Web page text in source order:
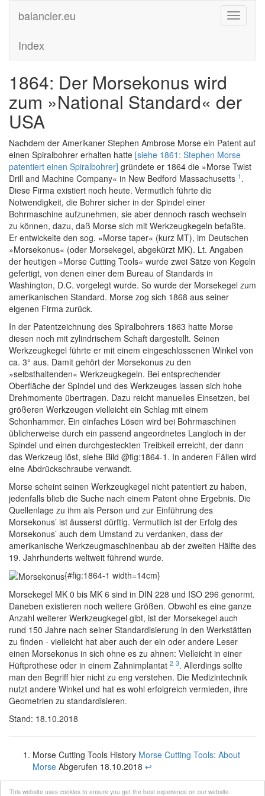
This website uses cookies to ensure you get the best experience on our website.
balancier.eu
Toggle
Index
1864: Der Morsekonus wird
zum »National Standard« der
USA
Nachdem der Amerikaner Stephen Ambrose Morse ein Patent auf
einen Spiralbohrer erhalten hatte [siehe 1861: Stephen Morse
patentiert einen Spiralbohrer] gründete er 1864 die »Morse Twist
Drill and Machine Company« in New Bedford Massachusetts 1 .
Diese Firma existiert noch heute. Vermutlich führte die
Notwendigkeit, die Bohrer sicher in der Spindel einer
Bohrmaschine aufzunehmen, sie aber dennoch rasch wechseln
zu können, dazu, daß Morse sich mit Werkzeugkegeln befaßte.
Er entwickelte den sog. »Morse taper« (kurz MT), im Deutschen
»Morsekonus« (oder Morsekegel, abgekürzt MK). Lt. Angaben
der heutigen »Morse Cutting Tools« wurde zwei Sätze von Kegeln
gefertigt, von denen einer dem Bureau of Standards in
Washington, D.C. vorgelegt wurde. So wurde der Morsekegel zum
amerikanischen Standard. Morse zog sich 1868 aus seiner
eigenen Firma zurück.
In der Patentzeichnung des Spiralbohrers 1863 hatte Morse
diesen noch mit zylindrischem Schaft dargestellt. Seinen
Werkzeugkegel führte er mit einem eingeschlossenen Winkel von
ca. 3° aus. Damit gehört der Morsekonus zu den
»selbsthaltenden« Werkzeugkegeln. Bei entsprechender
Oberfläche der Spindel und des Werkzeuges lassen sich hohe
Drehmomente übertragen. Dazu reicht manuelles Einsetzen, bei
größeren Werkzeugen vielleicht ein Schlag mit einem
Schonhammer. Ein einfaches Lösen wird bei Bohrmaschinen
üblicherweise durch ein passend angeordnetes Langloch in der
Spindel und einen durchgesteckten Treibkeil erreicht, der dann
das Werkzeug löst, siehe Bild @fig:1864-1. In anderen Fällen wird
eine Abdrückschraube verwandt.
Morse scheint seinen Werkzeugkegel nicht patentiert zu haben,
jedenfalls blieb die Suche nach einem Patent ohne Ergebnis. Die
Quellenlage zu ihm als Person und zur Einführung des
Morsekonus’ ist äusserst dürftig. Vermutlich ist der Erfolg des
Morsekonus’ auch dem Umstand zu verdanken, dass der
amerikanische Werkzeugmaschinenbau ab der zweiten Hälfte des
19. Jahrhunderts weltweit führend wurde.
{#fig:1864-1 width=14cm}
Morsekegel MK 0 bis MK 6 sind in DIN 228 und ISO 296 genormt.
Daneben existieren noch weitere Größen. Obwohl es eine ganze
Anzahl weiterer Werkzeugkegel gibt, ist der Morsekegel auch
rund 150 Jahre nach seiner Standardisierung in den Werkstätten
zu finden - vielleicht hat aber auch der ein oder andere Leser
einen Morsekonus in sich ohne es zu ahnen: Vielleicht in einer
Hüftprothese oder in einem Zahnimplantat 2 3. Allerdings sollte
man den Begriff hier nicht zu eng verstehen. Die Medizintechnik
nutzt andere Winkel und hat es wohl erfolgreich vermieden, ihre
Geometrien zu standardisieren.
Stand: 18.10.2018
Morse Cutting Tools History Morse Cutting Tools: About
Morse Abgerufen 18.10.2018 ↩
Hernigou, 2013 ↩